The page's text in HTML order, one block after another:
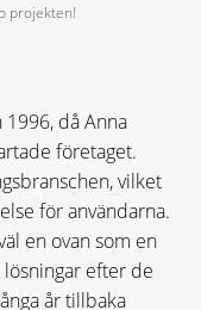
projekten!
då Anna
företaget.
vilket
för användarna.
en ovan som en
lösningar efter de
år tillbaka